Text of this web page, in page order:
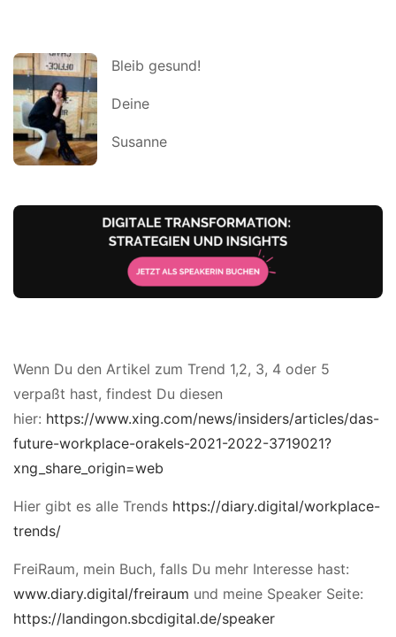
Bleib gesund!
Deine
Susanne
Wenn Du den Artikel zum Trend 1,2, 3, 4 oder 5
verpaßt hast, findest Du diesen
hier: https://www.xing.com/news/insiders/articles/das-
future-workplace-orakels-2021-2022-3719021?
xng_share_origin=web
Hier gibt es alle Trends https://diary.digital/workplace-
trends/
FreiRaum, mein Buch, falls Du mehr Interesse hast:
www.diary.digital/freiraum und meine Speaker Seite:
https://landingon.sbcdigital.de/speaker